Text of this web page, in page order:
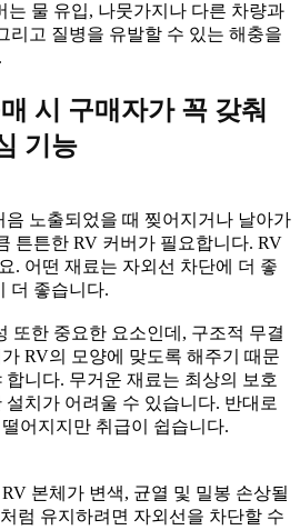
는 물 유입, 나뭇가지나 다른 차량과
리고 질병을 유발할 수 있는 해충을
시 구매자가 꼭 갖춰
기능
음 노출되었을 때 찢어지거나 날아가
튼튼한 RV 커버가 필요합니다. RV
. 어떤 재료는 자외선 차단에 더 좋
더 좋습니다.
또한 중요한 요소인데, 구조적 무결
RV의 모양에 맞도록 해주기 때문
니다. 무거운 재료는 최상의 보호
치가 어려울 수 있습니다. 반대로
어지지만 취급이 쉽습니다.
본체가 변색, 균열 및 밀봉 손상될
럼 유지하려면 자외선을 차단할 수